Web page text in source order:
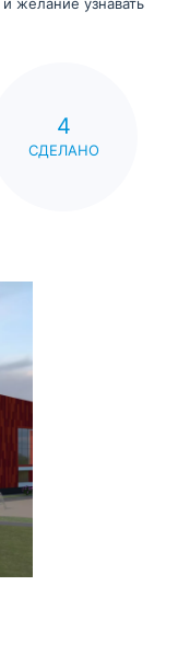
желание узнавать
4
СДЕЛАНО